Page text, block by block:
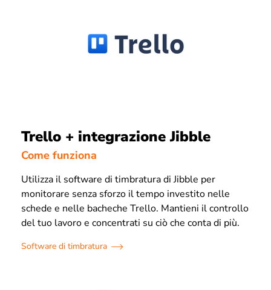
Trello + integrazione Jibble
Come funziona
Utilizza il software di timbratura di Jibble per
monitorare senza sforzo il tempo investito nelle
schede e nelle bacheche Trello. Mantieni il controllo
del tuo lavoro e concentrati su ciò che conta di più.
Software di timbratura